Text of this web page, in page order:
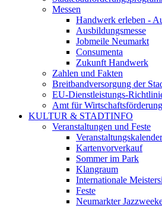
Messen
Handwerk erleben -
Ausbildungsmesse
Jobmeile Neumarkt
Consumenta
Zukunft Handwerk
Zahlen und Fakten
Breitbandversorgung der
EU-Dienstleistungs-
Amt für Wirtschaftsförderung
KULTUR & STADTINFO
Veranstaltungen und Feste
Veranstaltungskalender
Kartenvorverkauf
Sommer im Park
Klangraum
Internationale
Feste
Neumarkter